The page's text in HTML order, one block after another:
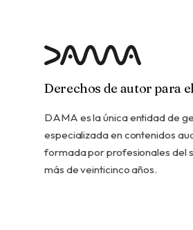
Derechos de autor para
DAMA es la única entidad de
especializada en contenidos
formada por profesionales del
más de veinticinco años.